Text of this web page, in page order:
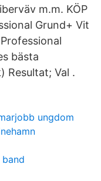
m.m. KÖP
Grund+ Vit
bästa
Resultat; Val .
ungdom